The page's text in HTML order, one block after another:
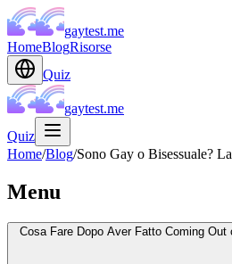
gaytest.me
HomeBlogRisorse
Quiz
gaytest.me
Quiz
Home/Blog/Sono Gay o Bisessuale?
Menu
Cosa Fare Dopo Aver Fatto Coming